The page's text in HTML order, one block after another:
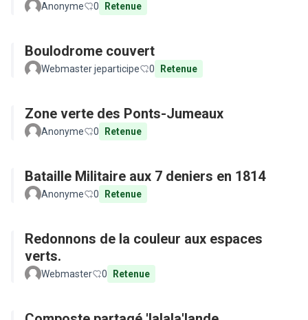
Anonyme 0 Retenue
Boulodrome couvert
Webmaster jeparticipe 0 Retenue
Zone verte des Ponts-Jumeaux
Anonyme 0 Retenue
Bataille Militaire aux 7 deniers en 1814
Anonyme 0 Retenue
Redonnons de la couleur aux espaces
verts.
Webmaster 0 Retenue